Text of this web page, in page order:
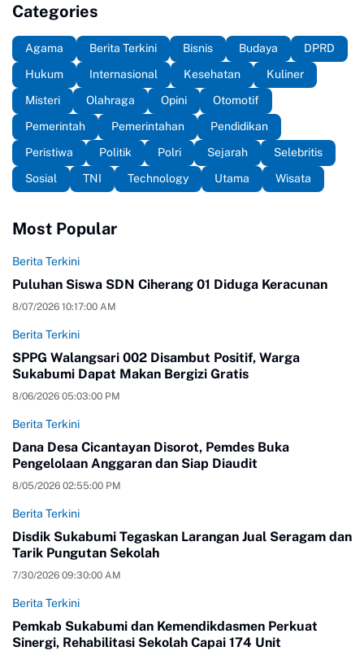
Categories
Agama Berita Terkini Bisnis Budaya
DPRD
Hukum
Internasional Kesehatan
Kuliner
Misteri
Olahraga Opini
Otomotif
Pemerintah
Pemerintahan
Pendidikan
Peristiwa
Politik Polri Sejarah
Selebritis
Sosial
TNI Technology Utama Wisata
Most Popular
Berita Terkini
Puluhan Siswa SDN Ciherang 01 Diduga Keracunan
8/07/2026 10:17:00 AM
Berita Terkini
SPPG Walangsari 002 Disambut Positif, Warga
Sukabumi Dapat Makan Bergizi Gratis
8/06/2026 05:03:00 PM
Berita Terkini
Dana Desa Cicantayan Disorot, Pemdes Buka
Pengelolaan Anggaran dan Siap Diaudit
8/05/2026 02:55:00 PM
Berita Terkini
Disdik Sukabumi Tegaskan Larangan Jual Seragam dan
Tarik Pungutan Sekolah
7/30/2026 09:30:00 AM
Berita Terkini
Pemkab Sukabumi dan Kemendikdasmen Perkuat
Sinergi, Rehabilitasi Sekolah Capai 174 Unit